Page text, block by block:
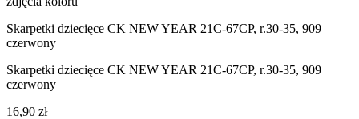
Skarpetki dziecięce CK NEW YEAR 21С-67СP, r.30-35, 909
czerwony
Skarpetki dziecięce CK NEW YEAR 21С-67СP, r.30-35, 909
czerwony
16,90 zł